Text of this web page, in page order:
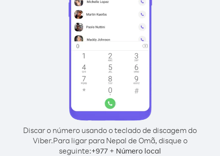
Discar o número usando o teclado de discagem do
Viber.Para ligar para Nepal de Omã, disque o
seguinte:+977 + Número local